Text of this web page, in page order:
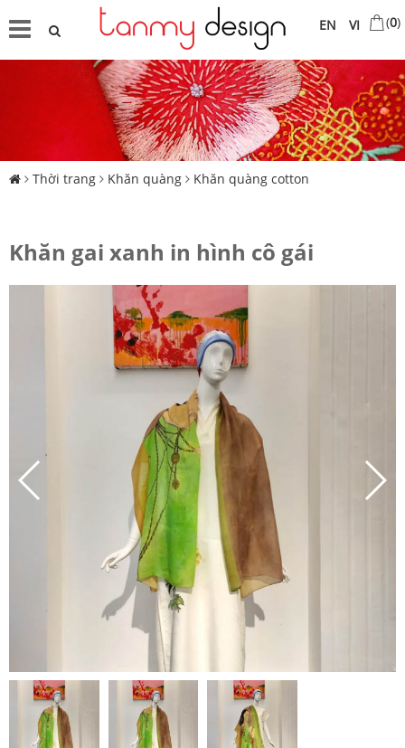
VI
EN (0)
Thời trang Khăn quàng Khăn quàng cotton
Khăn gai xanh in hình cô gái